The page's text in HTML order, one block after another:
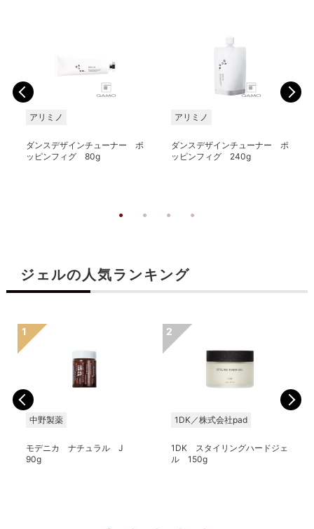
アリミノ
ダンスデザインチューナー ポ
ッピンフィグ 80g
アリミノ
ダンスデザインチューナー ポ
ッピンフィグ 240g
ジェルの人気ランキング
中野製薬
モデニカ ナチュラル J
90g
1DK／株式会社pad
1DK スタイリングハードジェ
ル 150g